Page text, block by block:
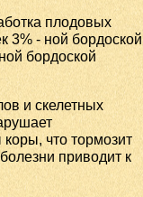
плодовых
3% - ной бордоской
бордоской
и скелетных
что тормозит
приводит к